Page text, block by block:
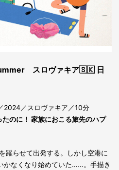
スロヴァキア🇸🇰 日
2024／スロヴァキア／10分
のに！ 家族におこる旅先のハプ
躍らせて出発する。しかし空港に
かなくなり始めていた……。手描き